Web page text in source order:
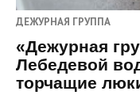
ДЕЖУРНАЯ ГРУППА
«Дежурная
Лебедевой
торчащие